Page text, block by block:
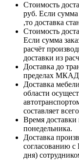
Стоимость
руб. Если сумма
,то доставка
Стоимость
Если сумма
расчёт
доставки из
Доставка до
пределах
Доставка
области
составляет
Время
понедельника.
Доставка
согласованию с
дня)